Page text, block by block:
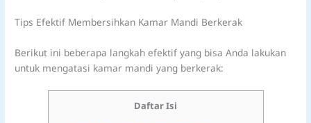
Tips Efektif Membersihkan Kamar Mandi Berkerak
Berikut ini beberapa langkah efektif yang bisa Anda lakukan
untuk mengatasi kamar mandi yang berkerak:
Daftar Isi